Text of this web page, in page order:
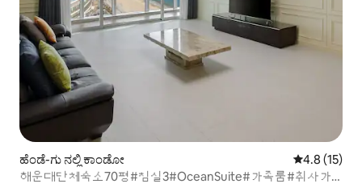
ಹೆಂಡೆ-ಗು ನಲ್ಲಿ ಕಾಂಡೋ 5 ರಲ್ಲಿ 4.8
4.8 (15)
해운대단체숙소70평#침실3#OceanSuite#가족룸#취사가